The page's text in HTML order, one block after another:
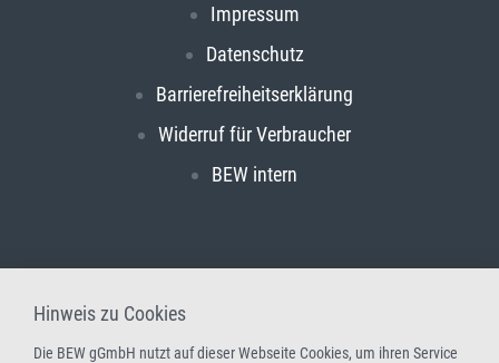
Impressum
Datenschutz
Barrierefreiheitserklärung
Widerruf für Verbraucher
BEW intern
Hinweis zu Cookies
Die BEW gGmbH nutzt auf dieser Webseite Cookies, um ihren Service